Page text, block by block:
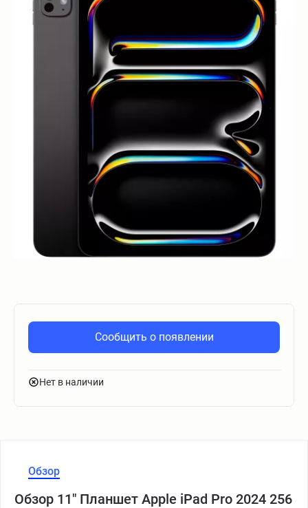
Сообщить о появлении
Нет в наличии
Обзор
Обзор 11" Планшет Apple iPad Pro 2024 256